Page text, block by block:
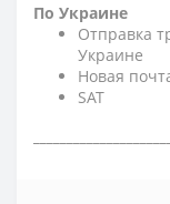
По Украине
Отправка
Украине
Новая
SAT